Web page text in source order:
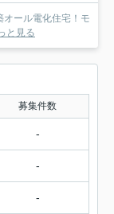
ール電化住宅！モ
と見る
募集件数
-
-
-